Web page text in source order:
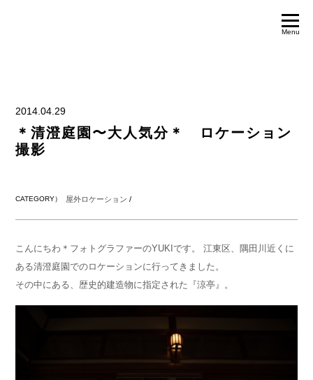
Menu
2014.04.29
＊清澄庭園〜大人気分＊ ロケーション
撮影
CATEGORY） 屋外ロケーション /
こんにちわ＊フォトグラファーのYUKIです。 江東区、隅田川近くに
ある清澄庭園でのロケーションに行ってきました。
その中にある、歴史的建造物に指定された『涼亭』。